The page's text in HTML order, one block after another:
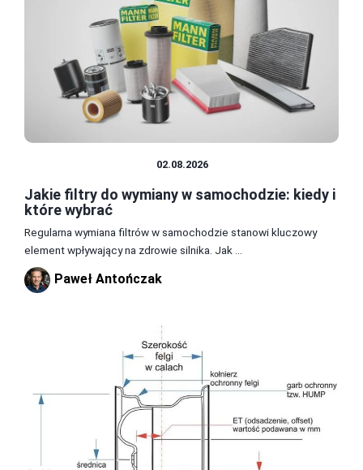
02.08.2026
Jakie filtry do wymiany w samochodzie: kiedy i
które wybrać
Regularna wymiana filtrów w samochodzie stanowi kluczowy
element wpływający na zdrowie silnika. Jak ...
Paweł Antończak